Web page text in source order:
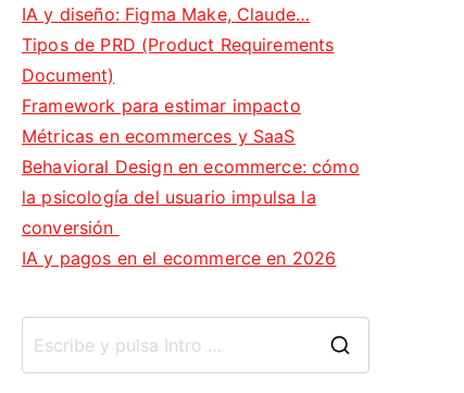
IA y diseño: Figma Make, Claude…
Tipos de PRD (Product Requirements
Document)
Framework para estimar impacto
Métricas en ecommerces y SaaS
Behavioral Design en ecommerce: cómo
la psicología del usuario impulsa la
conversión
IA y pagos en el ecommerce en 2026